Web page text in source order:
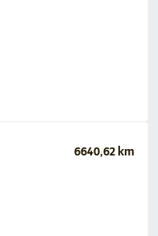
6640,62 km